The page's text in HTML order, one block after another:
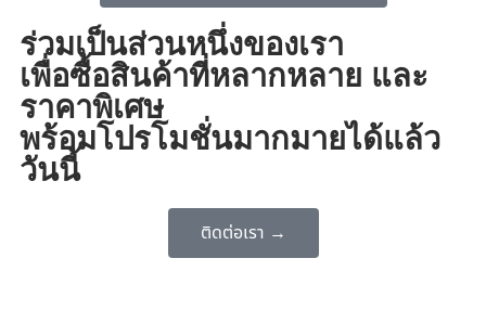
ร่วมเป็นส่วนหนึ่งของเรา
เพื่อซื้อสินค้าที่หลากหลาย และ
ราคาพิเศษ
พร้อมโปรโมชั่นมากมายได้แล้ว
วันนี้
ติดต่อเรา →